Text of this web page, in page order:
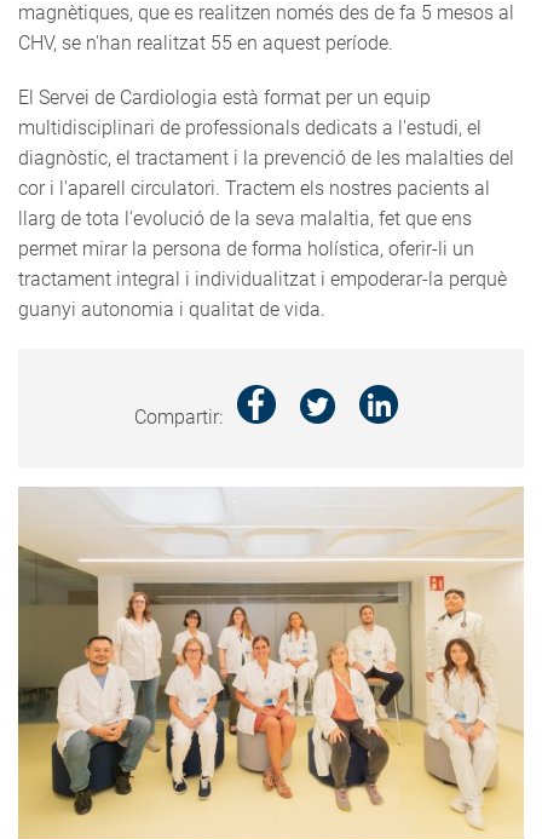
magnètiques, que es realitzen només des de fa 5 mesos al
CHV, se n'han realitzat 55 en aquest període.
El Servei de Cardiologia està format per un equip
multidisciplinari de professionals dedicats a l'estudi, el
diagnòstic, el tractament i la prevenció de les malalties del
cor i l'aparell circulatori. Tractem els nostres pacients al
llarg de tota l'evolució de la seva malaltia, fet que ens
permet mirar la persona de forma holística, oferir-li un
tractament integral i individualitzat i empoderar-la perquè
guanyi autonomia i qualitat de vida.
Compartir: